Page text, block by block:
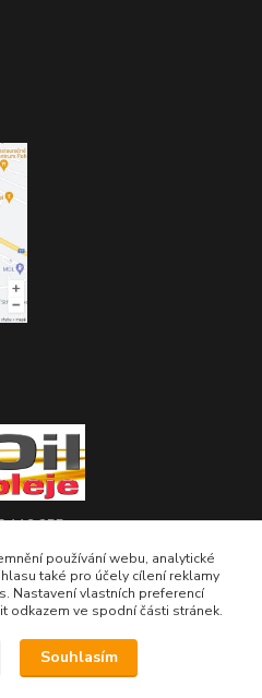
113 255
993 479
používání webu, analytické
také pro účely cílení reklamy
Nastavení vlastních preferencí
odkazem ve spodní části stránek.
Souhlasím